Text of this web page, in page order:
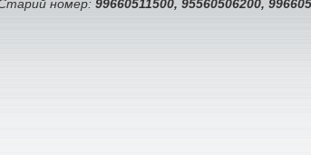
номер: 99660511500, 95560506200,